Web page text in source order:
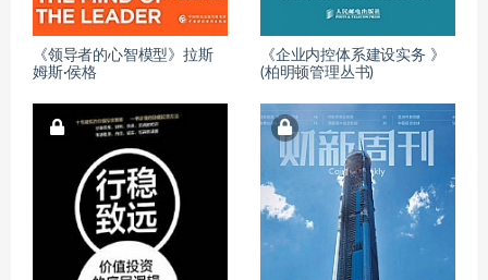
《领导者的心智模型》拉斯
姆斯·侯格
《企业内控体系建设实务 》
(柏明顿管理丛书)